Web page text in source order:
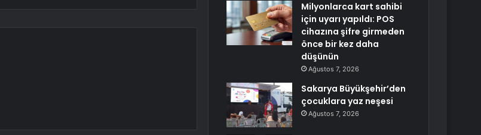
Milyonlarca kart sahibi
için uyarı yapıldı: POS
cihazına şifre girmeden
önce bir kez daha
düşünün
Ağustos 7, 2026
Sakarya Büyükşehir’den
çocuklara yaz neşesi
Ağustos 7, 2026